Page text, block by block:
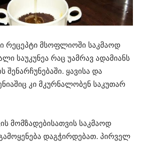
რეცეპტი მსოფლიოში საკმაოდ
საუკუნეა რაც უამრავ ადამიანს
შენარჩუნებაში. ყავისა და
კი მკურნალობენ საკუთარ
მომზადებისათვის საკმაოდ
დაგჭირდებათ. პირველ